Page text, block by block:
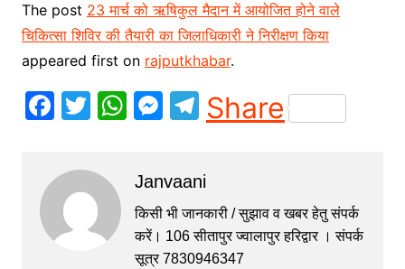
The post 23 मार्च को ऋषिकुल मैदान में आयोजित होने वाले
चिकित्सा शिविर की तैयारी का जिलाधिकारी ने निरीक्षण किया
appeared first on rajputkhabar.
F
c
e
b
o
T
itt
er
W
s
A
p
M
s
e
n
T
el
gr
a
m
Share
Janvaani
किसी भी जानकारी / सुझाव व खबर हेतु संपर्क
करें। 106 सीतापुर ज्वालापुर हरिद्वार । संपर्क
सूत्र 7830946347